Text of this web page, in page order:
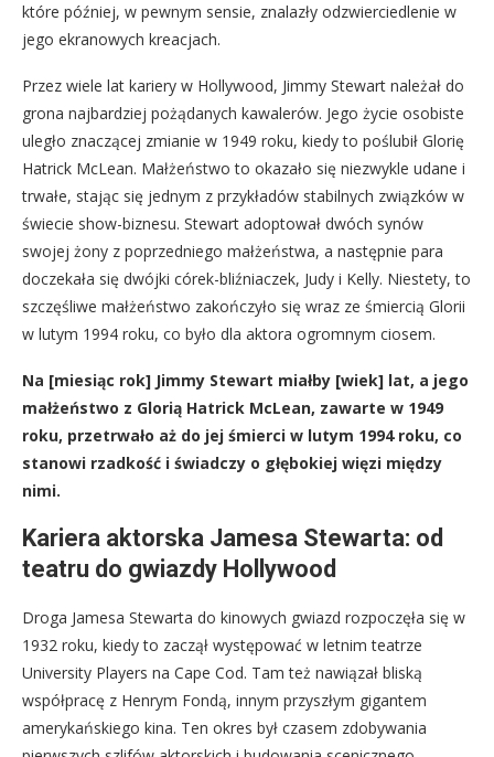
które później, w pewnym sensie, znalazły odzwierciedlenie w
jego ekranowych kreacjach.
Przez wiele lat kariery w Hollywood, Jimmy Stewart należał do
grona najbardziej pożądanych kawalerów. Jego życie osobiste
uległo znaczącej zmianie w 1949 roku, kiedy to poślubił Glorię
Hatrick McLean. Małżeństwo to okazało się niezwykle udane i
trwałe, stając się jednym z przykładów stabilnych związków w
świecie show-biznesu. Stewart adoptował dwóch synów
swojej żony z poprzedniego małżeństwa, a następnie para
doczekała się dwójki córek-bliźniaczek, Judy i Kelly. Niestety, to
szczęśliwe małżeństwo zakończyło się wraz ze śmiercią Glorii
w lutym 1994 roku, co było dla aktora ogromnym ciosem.
Na [miesiąc rok] Jimmy Stewart miałby [wiek] lat, a jego
małżeństwo z Glorią Hatrick McLean, zawarte w 1949
roku, przetrwało aż do jej śmierci w lutym 1994 roku, co
stanowi rzadkość i świadczy o głębokiej więzi między
nimi.
Kariera aktorska Jamesa Stewarta: od
teatru do gwiazdy Hollywood
Droga Jamesa Stewarta do kinowych gwiazd rozpoczęła się w
1932 roku, kiedy to zaczął występować w letnim teatrze
University Players na Cape Cod. Tam też nawiązał bliską
współpracę z Henrym Fondą, innym przyszłym gigantem
amerykańskiego kina. Ten okres był czasem zdobywania